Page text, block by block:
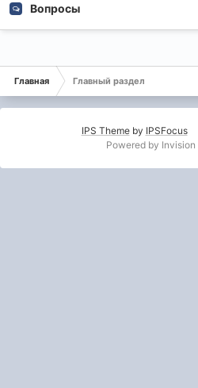
Вопросы
Главная Главный раздел
IPS Themeby IPSFocus
Powered by